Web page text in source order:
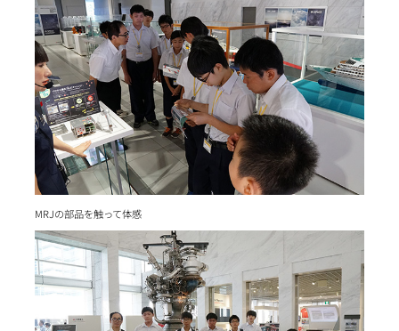
MRJの部品を触って体感